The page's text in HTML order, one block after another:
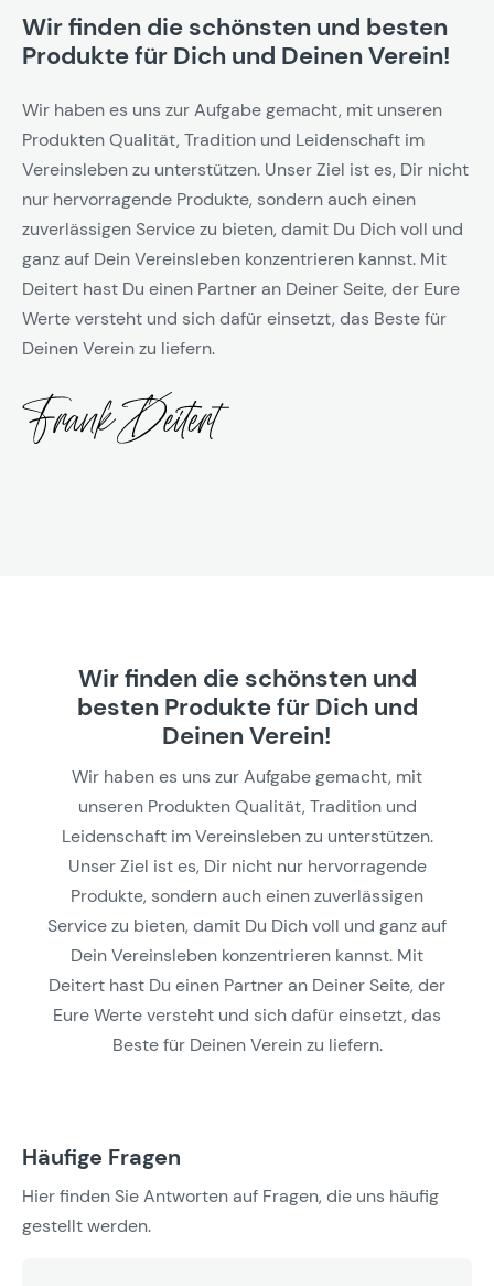
Wir finden die schönsten und besten
Produkte für Dich und Deinen Verein!
Wir haben es uns zur Aufgabe gemacht, mit unseren
Produkten Qualität, Tradition und Leidenschaft im
Vereinsleben zu unterstützen. Unser Ziel ist es, Dir nicht
nur hervorragende Produkte, sondern auch einen
zuverlässigen Service zu bieten, damit Du Dich voll und
ganz auf Dein Vereinsleben konzentrieren kannst. Mit
Deitert hast Du einen Partner an Deiner Seite, der Eure
Werte versteht und sich dafür einsetzt, das Beste für
Deinen Verein zu liefern.
Wir finden die schönsten und
besten Produkte für Dich und
Deinen Verein!
Wir haben es uns zur Aufgabe gemacht, mit
unseren Produkten Qualität, Tradition und
Leidenschaft im Vereinsleben zu unterstützen.
Unser Ziel ist es, Dir nicht nur hervorragende
Produkte, sondern auch einen zuverlässigen
Service zu bieten, damit Du Dich voll und ganz auf
Dein Vereinsleben konzentrieren kannst. Mit
Deitert hast Du einen Partner an Deiner Seite, der
Eure Werte versteht und sich dafür einsetzt, das
Beste für Deinen Verein zu liefern.
Häufige Fragen
Hier finden Sie Antworten auf Fragen, die uns häufig
gestellt werden.